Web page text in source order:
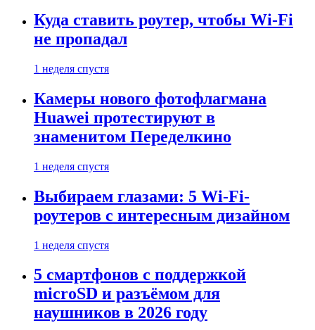
Куда ставить роутер, чтобы Wi-Fi
не пропадал
1 неделя спустя
Камеры нового фотофлагмана
Huawei протестируют в
знаменитом Переделкино
1 неделя спустя
Выбираем глазами: 5 Wi-Fi-
роутеров с интересным дизайном
1 неделя спустя
5 смартфонов с поддержкой
microSD и разъёмом для
наушников в 2026 году